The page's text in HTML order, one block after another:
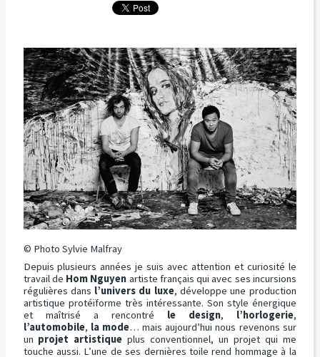
© Photo Sylvie Malfray
Depuis plusieurs années je suis avec attention et curiosité le
travail de Hom Nguyen artiste français qui avec ses incursions
régulières dans l’univers du luxe, développe une production
artistique protéïforme très intéressante. Son style énergique
et maîtrisé a rencontré le design, l’horlogerie,
l’automobile, la mode… mais aujourd’hui nous revenons sur
un projet artistique plus conventionnel, un projet qui me
touche aussi. L’une de ses dernières toile rend hommage à la